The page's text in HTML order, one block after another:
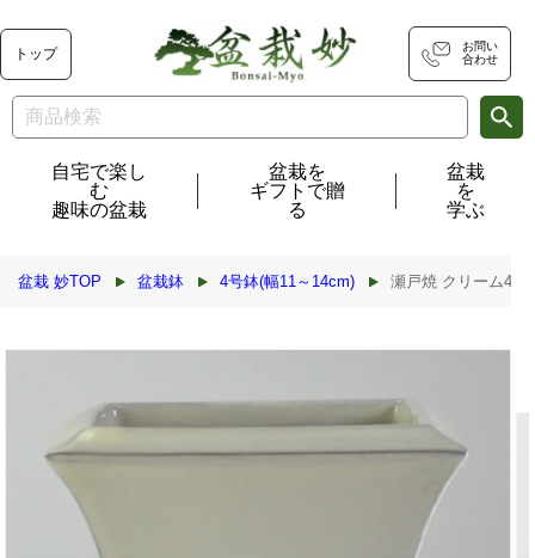
ンツに
進む
トップ
お問い
合わせ
自宅で楽し
む
趣味の盆栽
盆栽を
ギフトで贈
る
盆栽
を
学ぶ
盆栽 妙TOP 盆栽鉢 4号鉢(幅11～14cm) 瀬戸焼 クリーム4号
商品情